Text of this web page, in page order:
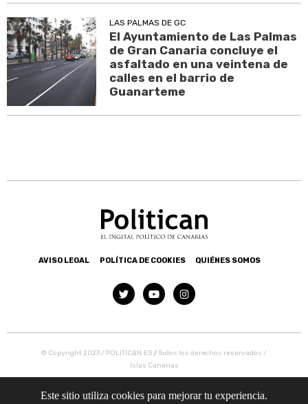
LAS PALMAS DE GC
El Ayuntamiento de Las Palmas
de Gran Canaria concluye el
asfaltado en una veintena de
calles en el barrio de
Guanarteme
AVISO LEGAL POLÍTICA DE COOKIES QUIÉNES SOMOS
© Copyright 2023 / POLITICAN.ES /Todos los derechos reservados /
Islas Canarias
Este sitio utiliza cookies para mejorar tu experiencia.